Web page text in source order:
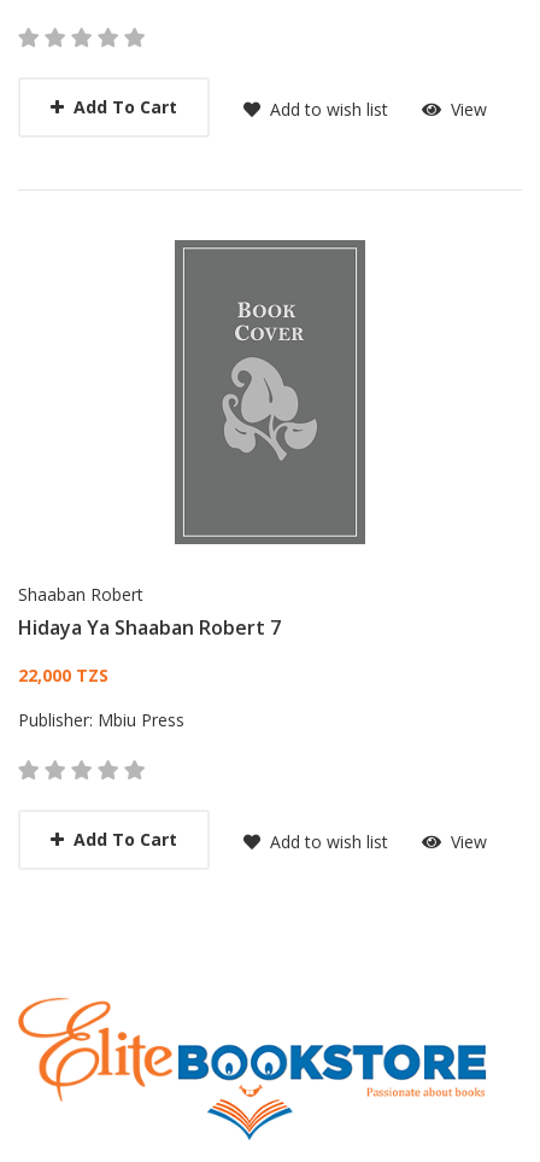
Add To Cart Add to wish list View
Shaaban Robert
Hidaya Ya Shaaban Robert 7
Card List Article
22,000 TZS
Publisher: Mbiu Press
Add To Cart Add to wish list View